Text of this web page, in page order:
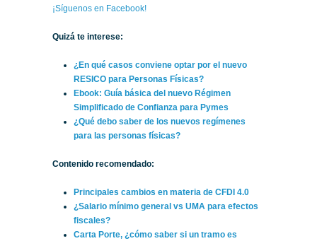
¡Síguenos en Facebook!
Quizá te interese:
¿En qué casos conviene optar por el nuevo
RESICO para Personas Físicas?
Ebook: Guía básica del nuevo Régimen
Simplificado de Confianza para Pymes
¿Qué debo saber de los nuevos regímenes
para las personas físicas?
Contenido recomendado:
Principales cambios en materia de CFDI 4.0
¿Salario mínimo general vs UMA para efectos
fiscales?
Carta Porte, ¿cómo saber si un tramo es